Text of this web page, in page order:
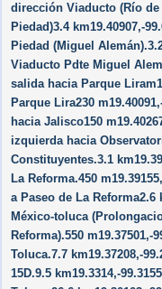
dirección Viaducto (Río de
Piedad)3.4 km19.40907,-
Piedad (Miguel
Viaducto Pdte Miguel
salida hacia Parque
Parque Lira230
hacia Jalisco150
izquierda hacia
Constituyentes.3.1
La Reforma.450
a Paseo de La Reforma2.6
México-toluca
Reforma).550 m19.37501,-
Toluca.7.7 km19.37208,-
15D.9.5 km19.3314,-